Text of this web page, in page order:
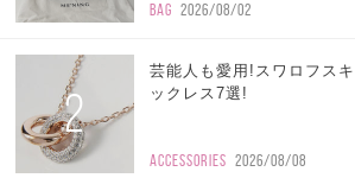
BAG 2026/08/02
2
芸能人も愛用!スワロフス
ックレス7選!
ACCESSORIES 2026/08/08